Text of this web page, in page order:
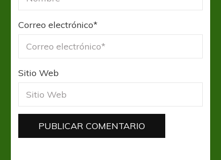
Correo electrónico*
Sitio Web